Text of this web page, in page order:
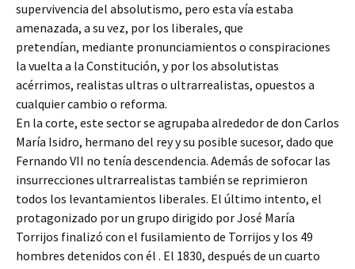
supervivencia del absolutismo, pero esta vía estaba
amenazada, a su vez, por los liberales, que
pretendían, mediante pronunciamientos o conspiraciones
la vuelta a la Constitución, y por los absolutistas
acérrimos, realistas ultras o ultrarrealistas, opuestos a
cualquier cambio o reforma.
En la corte, este sector se agrupaba alrededor de don Carlos
María Isidro, hermano del rey y su posible sucesor, dado que
Fernando VII no tenía descendencia. Además de sofocar las
insurrecciones ultrarrealistas también se reprimieron
todos los levantamientos liberales. El último intento, el
protagonizado por un grupo dirigido por José María
Torrijos finalizó con el fusilamiento de Torrijos y los 49
hombres detenidos con él . El 1830, después de un cuarto